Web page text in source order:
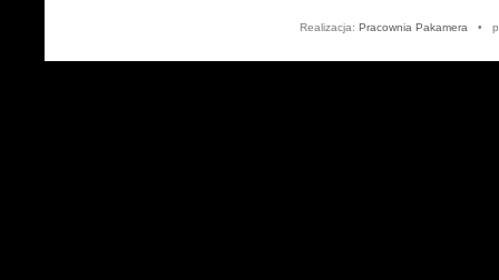
Realizacja: Pracownia Pakamera •